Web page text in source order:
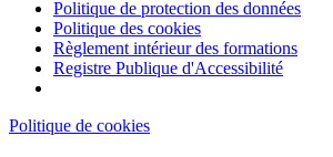
Politique de protection des données
Politique des cookies
Règlement intérieur des formations
Registre Publique d'Accessibilité
Politique de cookies